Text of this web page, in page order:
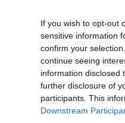
If you wish to opt-out
sensitive information
confirm your
continue seeing
information disclosed
further disclosure of
participants. This
Downstream
på onsdag 12/8